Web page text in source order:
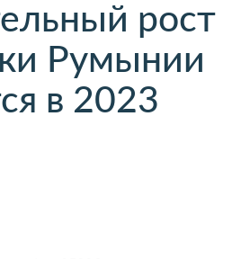
рост
Румынии
в 2023